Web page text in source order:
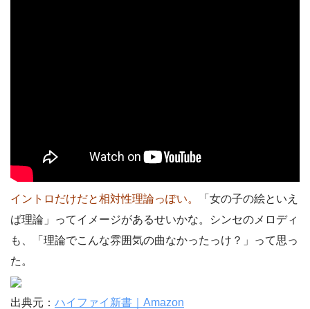
イントロだけだと相対性理論っぽい。
「女の子の絵といえ
ば理論」ってイメージがあるせいかな。シンセのメロディ
も、「理論でこんな雰囲気の曲なかったっけ？」って思っ
た。
出典元： ハイファイ新書｜Amazon